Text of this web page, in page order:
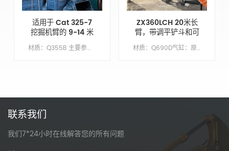
适用于 Cat 325-7
挖掘机臂的 9-14 米
可伸缩斗杆增强挖掘
能力 材质：Q355B 主要参数 模型 CAT325-7 动臂长度 XX 臂长 9 铲斗容积/M&sup3; 0.7 配重 不需要
ZX360LCH 20米长
臂，带调平铲斗和可
拆卸铲斗齿 材质：Q690D气缸：原始尺寸繁荣：1137万臂长：8.63 米桶：1.5 立方米底漆/涂层：喷涂富锌底漆
联系我们
我们7*24小时在线解答您的所有问题